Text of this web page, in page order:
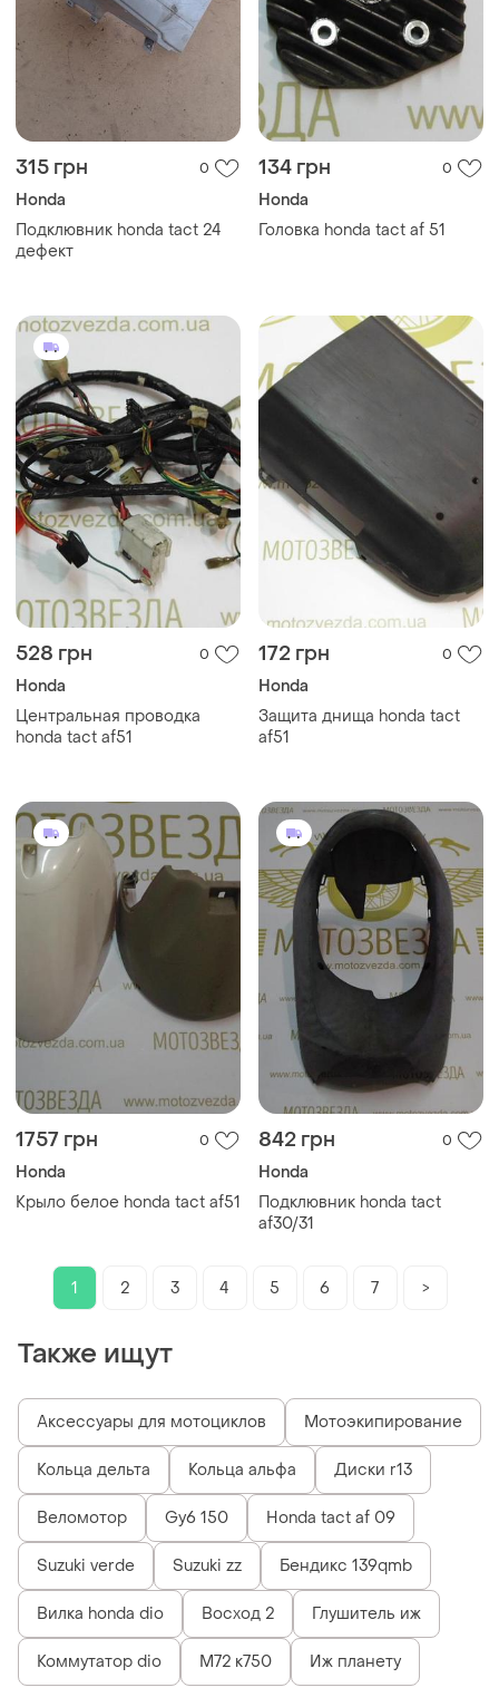
315 грн 0
Honda
Подклювник honda tact 24
дефект
134 грн 0
Honda
Головка honda tact af 51
528 грн 0
Honda
Центральная проводка
honda tact af51
172 грн 0
Honda
Защита днища honda tact
af51
1757 грн 0
Honda
Крыло белое honda tact af51
842 грн 0
Honda
Подклювник honda tact
af30/31
1 2 3 4 5 6 7 >
Также ищут
Аксессуары для мотоциклов Мотоэкипирование
Кольца дельта Кольца альфа Диски r13
Веломотор Gy6 150 Honda tact af 09
Suzuki verde Suzuki zz Бендикс 139qmb
Вилка honda dio Восход 2 Глушитель иж
Коммутатор dio М72 к750 Иж планету